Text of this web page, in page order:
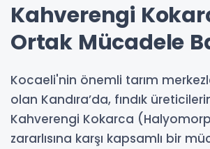
Kahverengi
Ortak Mücadele
Kocaeli'nin önemli tarım
olan Kandıra’da, fındık
Kahverengi Kokarca
zararlısına karşı kapsamlı bir